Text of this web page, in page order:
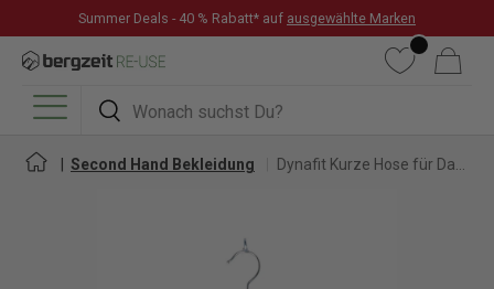
DIREKT ZUM INHALT
Summer Deals - 40 % Rabatt* auf ausgewählte Marken
Suchen
Suchen
WunschlisteWarenkorb
Menü
Second Hand Bekleidung